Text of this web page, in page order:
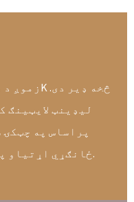
لیډینټ لایټینګ
پراساس په
ځانګړي اړتیاو پوره کولو لپاره انعطاف لري.